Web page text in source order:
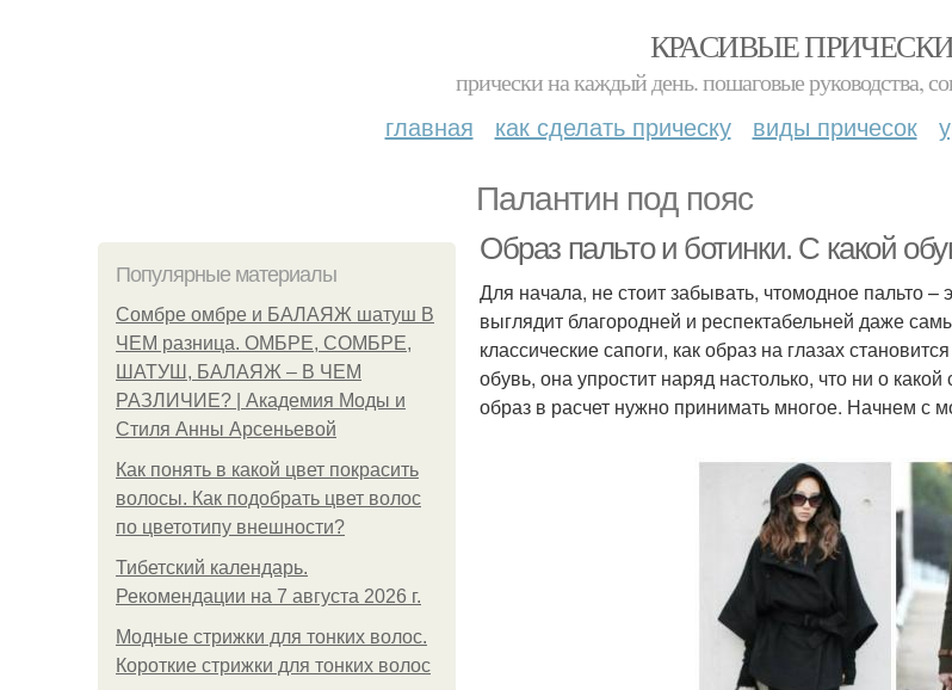
КРАСИВЫЕ
прически на каждый день. пошаговые руководства,
главная как сделать прическу виды причесок
Палантин под пояс
Популярные материалы
Сомбре омбре и БАЛАЯЖ шатуш В
ЧЕМ разница. ОМБРЕ, СОМБРЕ,
ШАТУШ, БАЛАЯЖ – В ЧЕМ
РАЗЛИЧИЕ? | Академия Моды и
Стиля Анны Арсеньевой
Как понять в какой цвет покрасить
волосы. Как подобрать цвет волос
по цветотипу внешности?
Тибетский календарь.
Рекомендации на 7 августа 2026 г.
Модные стрижки для тонких волос.
Короткие стрижки для тонких волос
Образ пальто и ботинки. С какой
Для начала, не стоит забывать, чтомодное пальто
выглядит благородней и респектабельней даже
классические сапоги, как образ на глазах
обувь, она упростит наряд настолько, что ни о
образ в расчет нужно принимать многое. Начнем с